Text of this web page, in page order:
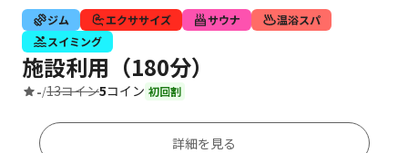
ジム エクササイズ サウナ
温浴スパ
スイミング
施設利用（180分）
-/13コイン5コイン 初回割
詳細を見る